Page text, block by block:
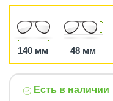
140 мм 48 мм
Есть в наличии